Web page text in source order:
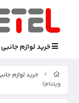
خرید لوازم
خرید لوازم
ویتنام)